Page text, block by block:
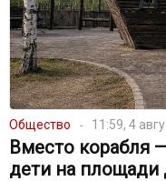
Общество 11:59, 4
Вместо корабля
дети на площади